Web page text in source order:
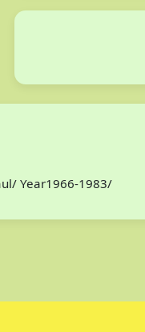
Year1966-1983/